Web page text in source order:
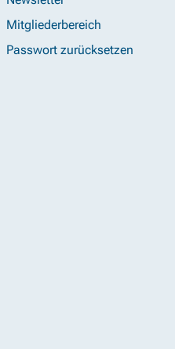
Mitgliederbereich
Passwort zurücksetzen